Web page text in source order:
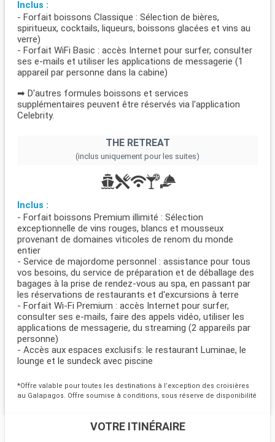
Inclus :
- Forfait boissons Classique : Sélection de bières,
spiritueux, cocktails, liqueurs, boissons glacées et vins au
verre)
- Forfait WiFi Basic : accès Internet pour surfer, consulter
ses e-mails et utiliser les applications de messagerie (1
appareil par personne dans la cabine)
➡ D'autres formules boissons et services
supplémentaires peuvent être réservés via l'application
Celebrity.
THE RETREAT
(inclus uniquement pour les suites)
Inclus :
- Forfait boissons Premium illimité : Sélection
exceptionnelle de vins rouges, blancs et mousseux
provenant de domaines viticoles de renom du monde
entier
- Service de majordome personnel : assistance pour tous
vos besoins, du service de préparation et de déballage des
bagages à la prise de rendez-vous au spa, en passant par
les réservations de restaurants et d'excursions à terre
- Forfait Wi-Fi Premium : accès Internet pour surfer,
consulter ses e-mails, faire des appels vidéo, utiliser les
applications de messagerie, du streaming (2 appareils par
personne)
- Accès aux espaces exclusifs: le restaurant Luminae, le
lounge et le sundeck avec piscine
*Offre valable pour toutes les destinations à l’exception des croisières
au Galapagos. Offre soumise à conditions, sous réserve de disponibilité
VOTRE ITINÉRAIRE